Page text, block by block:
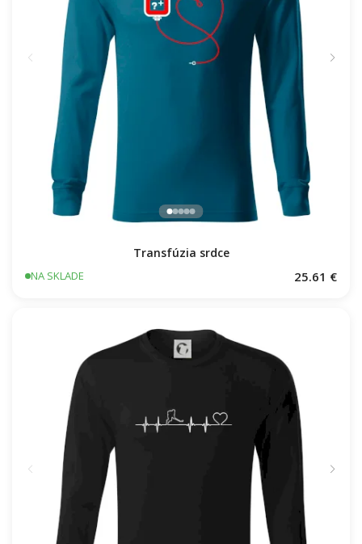
Transfúzia srdce
NA SKLADE 25.61 €